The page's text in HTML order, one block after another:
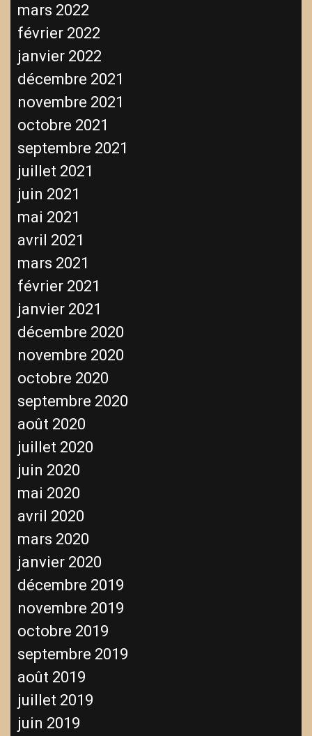
mars 2022
février 2022
janvier 2022
décembre 2021
novembre 2021
octobre 2021
septembre 2021
juillet 2021
juin 2021
mai 2021
avril 2021
mars 2021
février 2021
janvier 2021
décembre 2020
novembre 2020
octobre 2020
septembre 2020
août 2020
juillet 2020
juin 2020
mai 2020
avril 2020
mars 2020
janvier 2020
décembre 2019
novembre 2019
octobre 2019
septembre 2019
août 2019
juillet 2019
juin 2019